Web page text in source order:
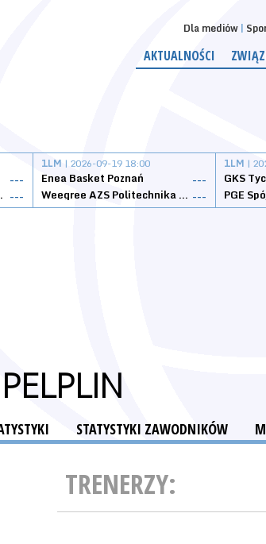
Dla mediów
AKTUALNOŚCI
---
---
1LM | 2026-09-19 18:00
Enea Basket Poznań
---
Weegree AZS Politechnika Opolska ---
1LM |
GKS
PGE
STATYSTYKI ZAWODNIKÓW
TRENERZY: